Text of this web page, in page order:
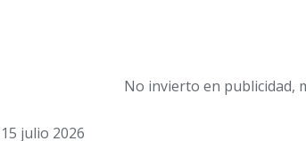
No invierto en publicidad,
15 julio 2026